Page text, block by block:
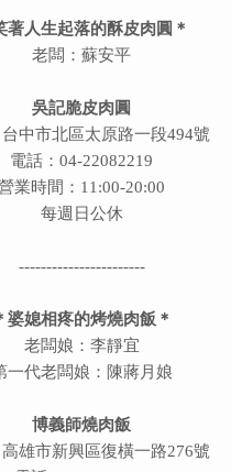
著人生起落的酥皮肉圓＊
老闆：蘇安平
吳記脆皮肉圓
中市北區太原路一段494號
電話：04-22082219
業時間：11:00-20:00
每週日公休
-----------------------
婆媳相疼的烤燒肉飯＊
老闆娘：李靜宜
一代老闆娘：陳蔣月娘
博義師燒肉飯
雄市新興區復橫一路276號